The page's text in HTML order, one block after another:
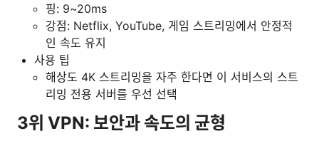
핑: 9~20ms
강점: Netflix, YouTube, 게임 스트리밍에서 안정적
인 속도 유지
사용 팁
해상도 4K 스트리밍을 자주 한다면 이 서비스의 스트
리밍 전용 서버를 우선 선택
3위 VPN: 보안과 속도의 균형